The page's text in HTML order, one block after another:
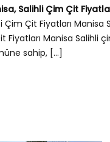
Salihli Çim Çit
Çim Çit Fiyatları Manisa
Fiyatları Manisa Salihli
sahip, […]